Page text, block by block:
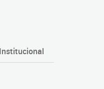
Institucional